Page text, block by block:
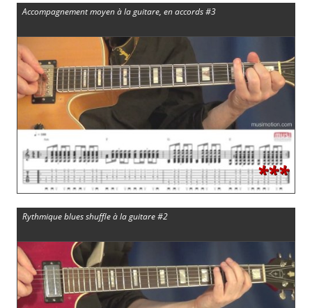
Accompagnement moyen à la guitare, en accords #3
***
Rythmique blues shuffle à la guitare #2